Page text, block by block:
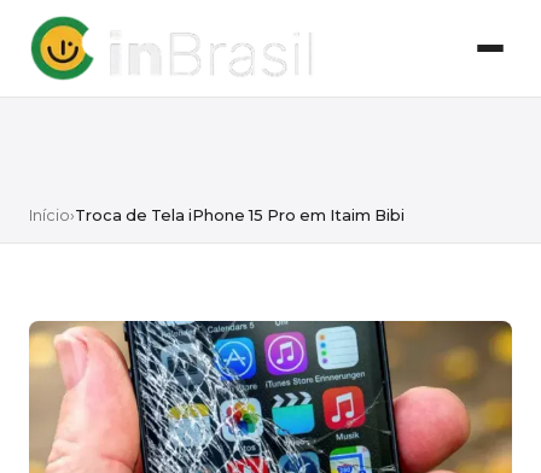
Início›Troca de Tela iPhone 15 Pro em Itaim Bibi